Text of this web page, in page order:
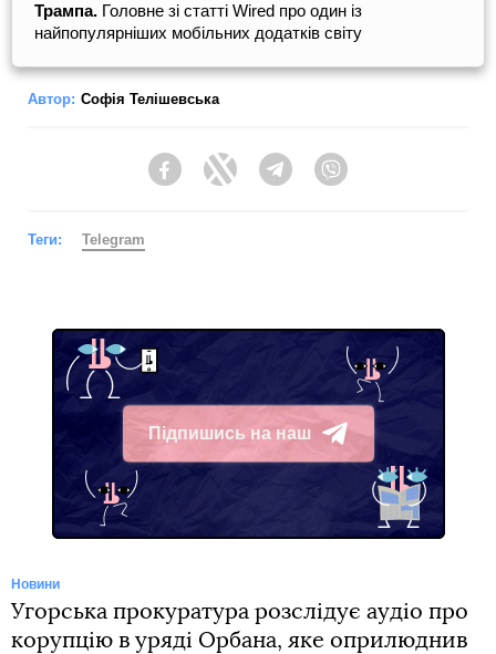
Трампа. Головне зі статті Wired про один із
найпопулярніших мобільних додатків світу
Автор: Софія Телішевська
FacebookTwitter Telegram
Теги: Telegram
Підпишись на наш
Telegram
Новини
Угорська прокуратура розслідує аудіо про
корупцію в уряді Орбана, яке оприлюднив